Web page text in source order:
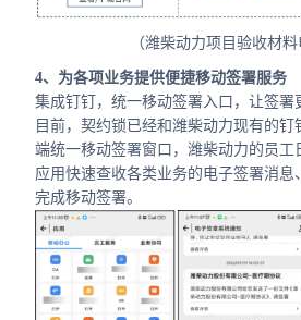
（潍柴动力项目验收材料
4、为各项业务提供便捷移动签署服务
集成钉钉，统一移动签署入口，让签署
目前，契约锁已经和潍柴动力现有的钉
端统一移动签署窗口，潍柴动力的员工
应用快速查收各类业务的电子签署消息
完成移动签署。